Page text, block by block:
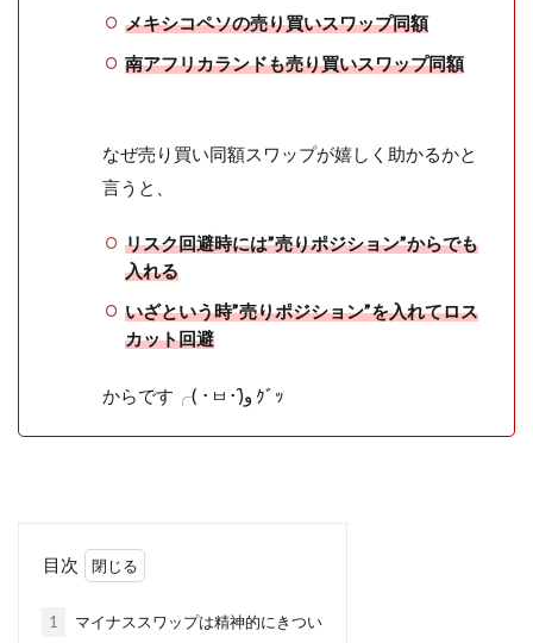
メキシコペソの売り買いスワップ同額
南アフリカランドも売り買いスワップ同額
なぜ売り買い同額スワップが嬉しく助かるかと
言うと、
リスク回避時には”売りポジション”からでも
入れる
いざという時”売りポジション”を入れてロス
カット回避
からです╭( ･ㅂ･)و̑ ｸﾞｯ
目次
1 マイナススワップは精神的にきつい